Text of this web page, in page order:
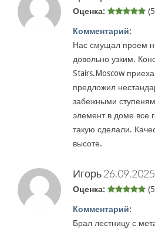
Оценка:
Комментарий:
Нас смущал проем
довольно узким.
Stairs.Moscow
предложил
забежными
элемент в доме все
такую сделали.
высоте.
Игорь
Оценка:
Комментарий:
Брал лестницу с